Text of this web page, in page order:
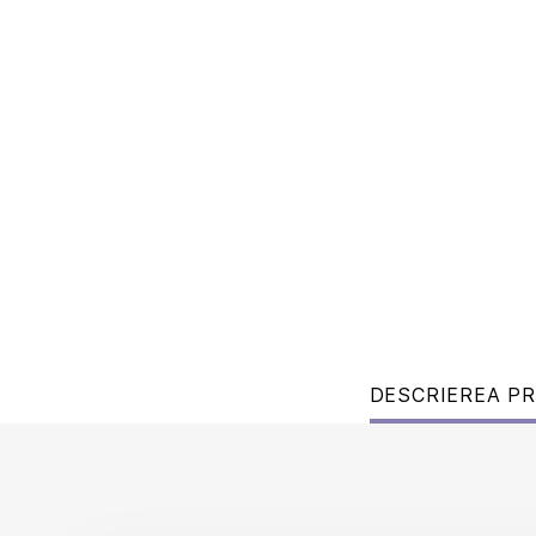
DESCRIEREA